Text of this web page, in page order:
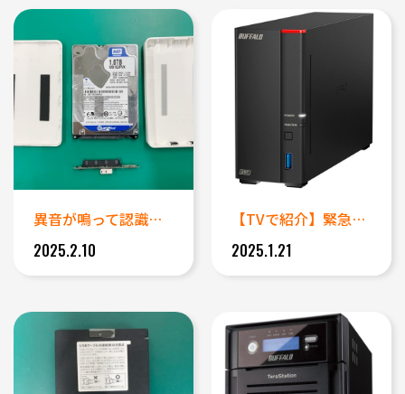
異音が鳴って認識しなくなったバ...
2025.2.10
【TVで紹介】緊急対応 ファイ...
2025.1.21